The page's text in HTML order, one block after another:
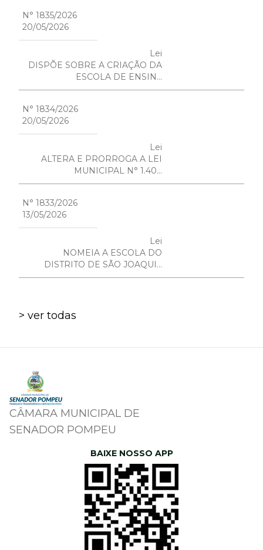
N° 1835/2026
20/05/2026
Lei
DISPÕE SOBRE A CRIAÇÃO DA
ESCOLA DE ENSIN...
N° 1834/2026
20/05/2026
Lei
ALTERA E PRORROGA A LEI
MUNICIPAL N° 1.40...
N° 1833/2026
13/05/2026
Lei
NOMEIA A ESCOLA DO
DISTRITO DE SÃO JOAQUI...
> ver todas
CÂMARA MUNICIPAL DE
SENADOR POMPEU
BAIXE NOSSO APP